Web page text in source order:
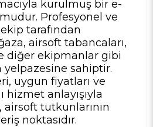
kurulmuş bir e-
Profesyonel ve
tarafından
airsoft tabancaları,
diğer ekipmanlar gibi
sahiptir.
uygun fiyatları ve
hizmet anlayışıyla
airsoft tutkunlarının
noktasıdır.